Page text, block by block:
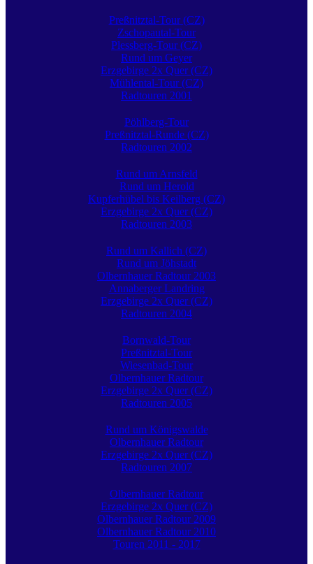
Preßnitztal-Tour (CZ)
Zschopautal-Tour
Plessberg-Tour (CZ)
Rund um Geyer
Erzgebirge 2x Quer (CZ)
Mühlental-Tour (CZ)
Radtouren 2001
Pöhlberg-Tour
Preßnitztal-Runde (CZ)
Radtouren 2002
Rund um Arnsfeld
Rund um Herold
Kupferhübel bis Keilberg (CZ)
Erzgebirge 2x Quer (CZ)
Radtouren 2003
Rund um Kallich (CZ)
Rund um Jöhstadt
Olbernhauer Radtour 2003
Annaberger Landring
Erzgebirge 2x Quer (CZ)
Radtouren 2004
Bornwald-Tour
Preßnitztal-Tour
Wiesenbad-Tour
Olbernhauer Radtour
Erzgebirge 2x Quer (CZ)
Radtouren 2005
Rund um Königswalde
Olbernhauer Radtour
Erzgebirge 2x Quer (CZ)
Radtouren 2007
Olbernhauer Radtour
Erzgebirge 2x Quer (CZ)
Olbernhauer Radtour 2009
Olbernhauer Radtour 2010
Touren 2011 - 2017